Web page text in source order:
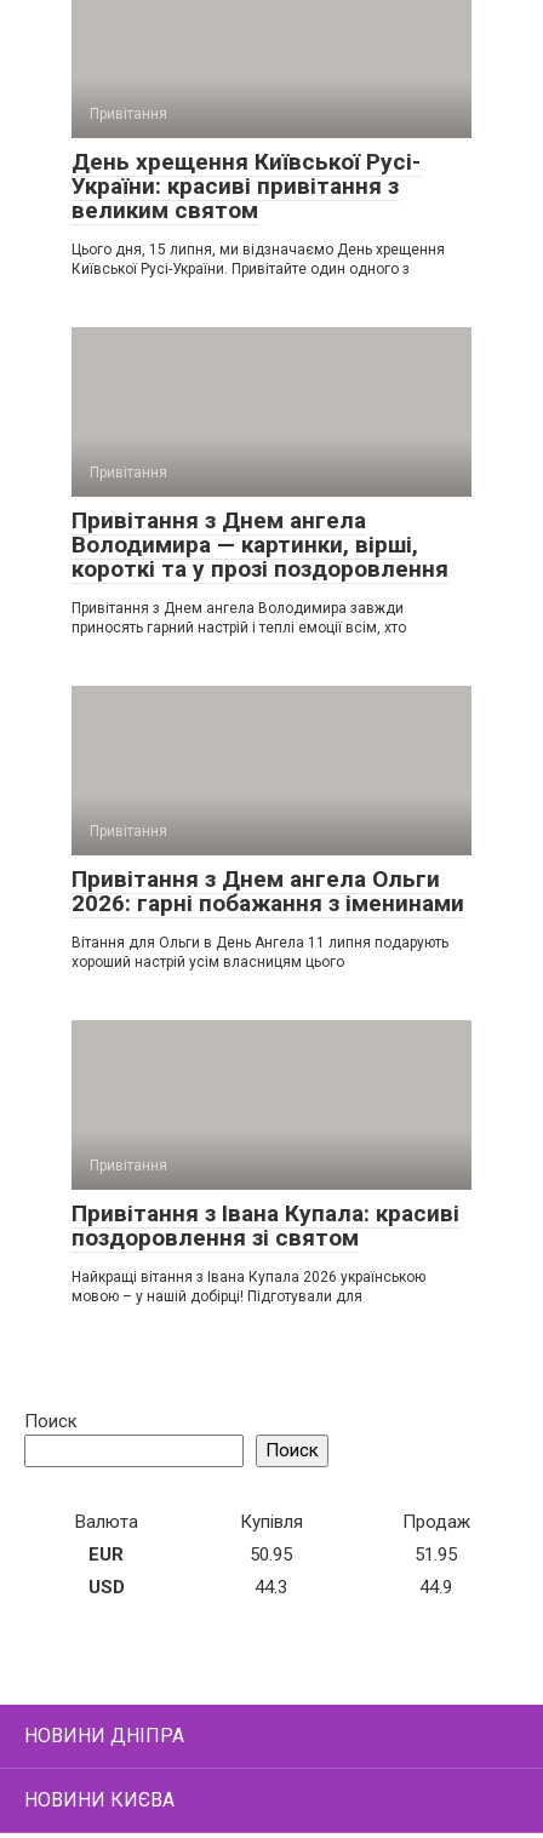
Привітання
День хрещення Київської Русі-
України: красиві привітання з
великим святом
Цього дня, 15 липня, ми відзначаємо День хрещення
Київської Русі-України. Привітайте один одного з
Привітання
Привітання з Днем ангела
Володимира — картинки, вірші,
короткі та у прозі поздоровлення
Привітання з Днем ангела Володимира завжди
приносять гарний настрій і теплі емоції всім, хто
Привітання
Привітання з Днем ангела Ольги
2026: гарні побажання з іменинами
Вітання для Ольги в День Ангела 11 липня подарують
хороший настрій усім власницям цього
Привітання
Привітання з Івана Купала: красиві
поздоровлення зі святом
Найкращі вітання з Івана Купала 2026 українською
мовою – у нашій добірці! Підготували для
Поиск
Поиск
Валюта Купівля
Продаж
EUR
50.95
51.95
USD
44.3 44.9
НОВИНИ ДНІПРА
НОВИНИ КИЄВА